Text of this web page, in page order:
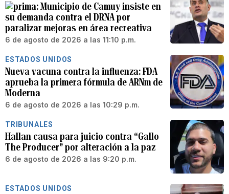
Municipio de Camuy insiste en
su demanda contra el DRNA por
paralizar mejoras en área recreativa
6 de agosto de 2026 a las 11:10 p.m.
ESTADOS UNIDOS
Nueva vacuna contra la influenza: FDA
aprueba la primera fórmula de ARNm de
Moderna
6 de agosto de 2026 a las 10:29 p.m.
TRIBUNALES
Hallan causa para juicio contra “Gallo
The Producer” por alteración a la paz
6 de agosto de 2026 a las 9:20 p.m.
ESTADOS UNIDOS